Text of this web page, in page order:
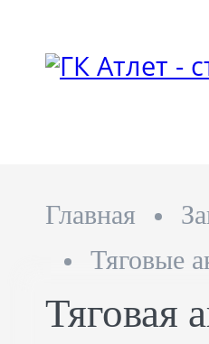
Главная
Тяговые
Тяговая